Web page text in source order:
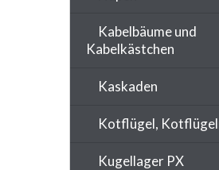
Kabelbäume und
Kabelkästchen
Kaskaden
Kotflügel,
Kugellager PX